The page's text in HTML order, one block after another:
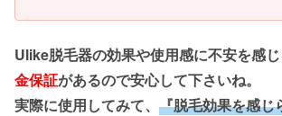
Ulike脱毛器の効果や使用感に不安を感
金保証があるので安心して下さいね。
実際に使用してみて、 『脱毛効果を感じ